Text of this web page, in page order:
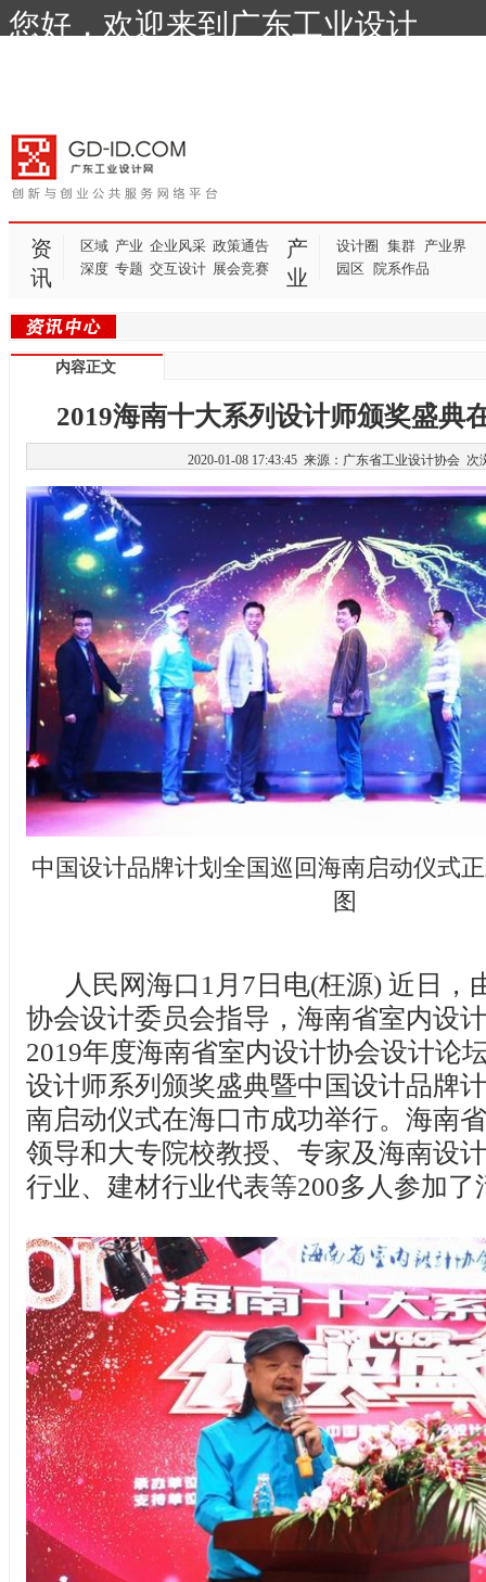
您好，欢迎来到广东工业设计
资
讯
区域 产业 企业风采 政策通告
深度 专题 交互设计 展会竞赛
产
业
设计圈 集群| 产业界
园区 院系作品
内容正文
2019海南十大系列设计师颁奖盛典
2020-01-08 17:43:45 来源：广东省工业设计协会 次
中国设计品牌计划全国巡回海南启动仪式
图
人民网海口1月7日电(枉源) 近日，
协会设计委员会指导，海南省室内设
2019年度海南省室内设计协会设计论
设计师系列颁奖盛典暨中国设计品牌
南启动仪式在海口市成功举行。海南
领导和大专院校教授、专家及海南设
行业、建材行业代表等200多人参加了